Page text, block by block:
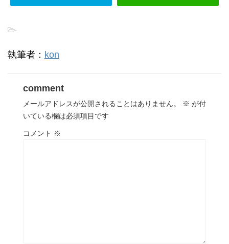
-
執筆者： kon
comment
メールアドレスが公開されることはありません。 ※ が付
いている欄は必須項目です
コメント ※